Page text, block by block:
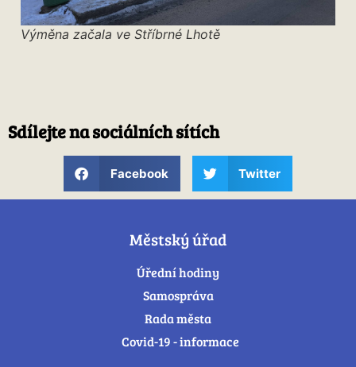
Výměna začala ve Stříbrné Lhotě
Sdílejte na sociálních sítích
Facebook Twitter
Městský úřad
Úřední hodiny
Samospráva
Rada města
Covid-19 - informace